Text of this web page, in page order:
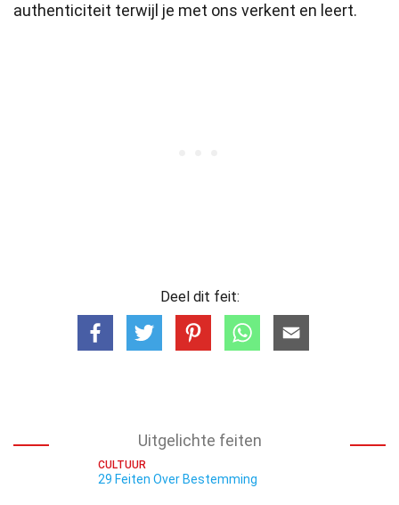
authenticiteit terwijl je met ons verkent en leert.
Deel dit feit:
Uitgelichte feiten
CULTUUR
29 Feiten Over Bestemming